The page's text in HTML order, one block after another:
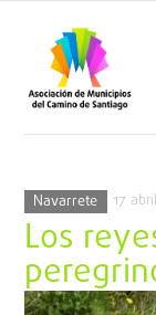
contenido
Navarrete 17
Los